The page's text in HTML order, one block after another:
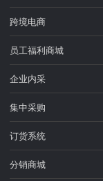
跨境电商
员工福利商城
企业内采
集中采购
订货系统
分销商城